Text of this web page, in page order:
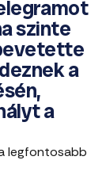
szinte
a
a
legfontosabb